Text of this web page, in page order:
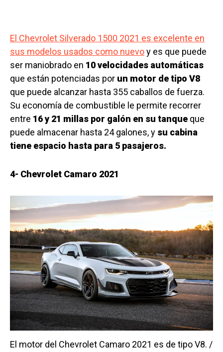
El Chevrolet Silverado 1500 2021 es excelente en
sus modelos usados como nuevoy es que puede
ser maniobrado en 10 velocidades automáticas
que están potenciadas por un motor de tipo V8
que puede alcanzar hasta 355 caballos de fuerza.
Su economía de combustible le permite recorrer
entre 16 y 21 millas por galón en su tanque que
puede almacenar hasta 24 galones, y su cabina
tiene espacio hasta para 5 pasajeros.
4- Chevrolet Camaro 2021
El motor del Chevrolet Camaro 2021 es de tipo V8. /